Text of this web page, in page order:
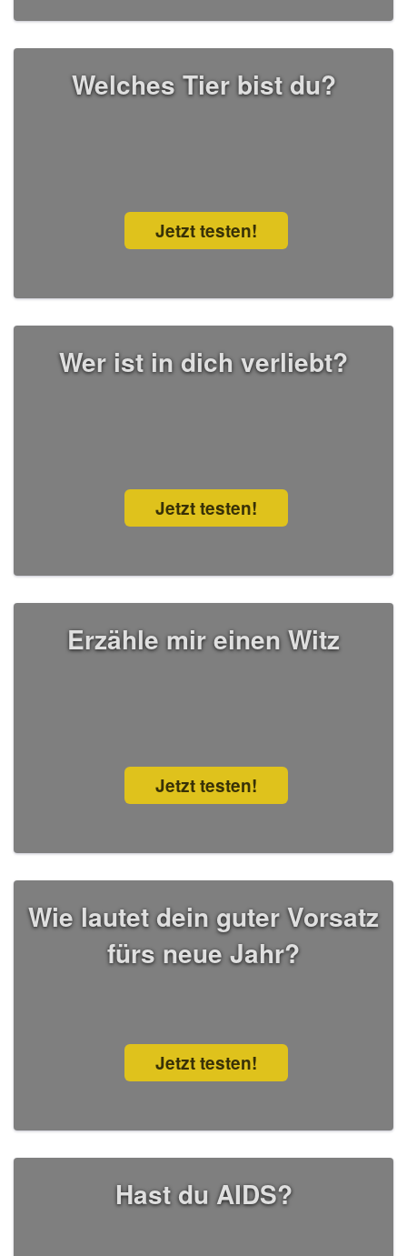
Welches Tier bist du?
Jetzt testen!
Wer ist in dich verliebt?
Jetzt testen!
Erzähle mir einen Witz
Jetzt testen!
Wie lautet dein guter Vorsatz
fürs neue Jahr?
Jetzt testen!
Hast du AIDS?